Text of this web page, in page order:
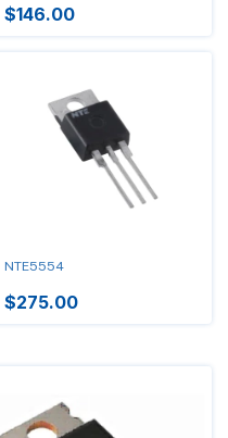
$146.00
NTE5554
$275.00